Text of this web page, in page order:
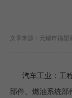
文章来源： 无锡市福塑
汽车工业：工
部件、燃油系统部